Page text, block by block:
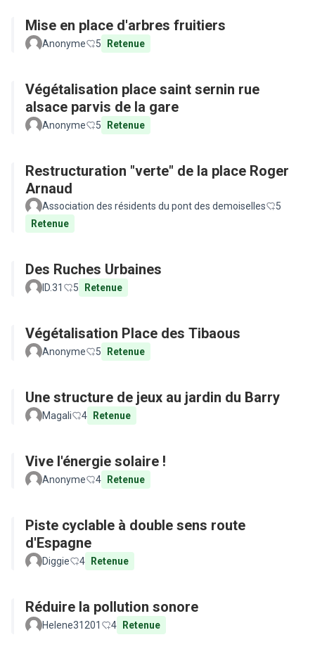
Mise en place d'arbres fruitiers
Anonyme 5 Retenue
Végétalisation place saint sernin rue
alsace parvis de la gare
Anonyme 5 Retenue
Restructuration "verte" de la place Roger
Arnaud
Association des résidents du pont des demoiselles
5
Retenue
Des Ruches Urbaines
ID.31 5 Retenue
Végétalisation Place des Tibaous
Anonyme 5 Retenue
Une structure de jeux au jardin du Barry
Magali 4 Retenue
Vive l'énergie solaire !
Anonyme 4 Retenue
Piste cyclable à double sens route
d'Espagne
Diggie 4 Retenue
Réduire la pollution sonore
Helene31201 4 Retenue